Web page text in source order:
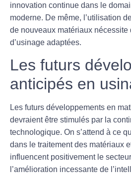
innovation continue dans le
moderne. De même, l’utilisation
de nouveaux matériaux nécessite
d’usinage adaptées.
Les futurs
anticipés en
Les futurs développements en
devraient être stimulés par la
technologique. On s’attend à ce
dans le traitement des matériaux
influencent positivement le
l’amélioration incessante de l’